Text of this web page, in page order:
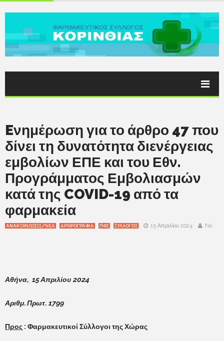
Eνημέρωση για το άρθρο 47 που
δίνει τη δυνατότητα διενέργειας
εμβολίων ΕΠΕ και του Εθν.
Προγράμματος Εμβολιασμών
κατά της COVID-19 από τα
φαρμακεία
ΑΝΑΚΟΙΝΩΣΕΙΣ/ΝΕΑ ΑΡΘΡΟΓΡΑΦΙΑ ΠΦΣ ΣΥΛΛΟΓΟΣ 15 Απριλίου 2024 fsk
Αθήνα, 15 Απριλίου 2024
Αριθμ. Πρωτ. 1799
Προς : Φαρμακευτικοί Σύλλογοι της Χώρας